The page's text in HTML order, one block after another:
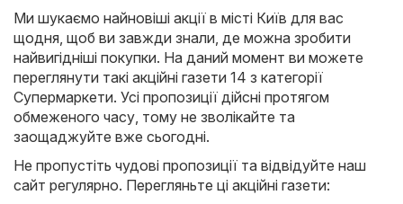
Ми шукаємо найновіші акції в місті Київ для вас
щодня, щоб ви завжди знали, де можна зробити
найвигідніші покупки. На даний момент ви можете
переглянути такі акційні газети 14 з категорії
Супермаркети. Усі пропозиції дійсні протягом
обмеженого часу, тому не зволікайте та
заощаджуйте вже сьогодні.
Не пропустіть чудові пропозиції та відвідуйте наш
сайт регулярно. Перегляньте ці акційні газети: